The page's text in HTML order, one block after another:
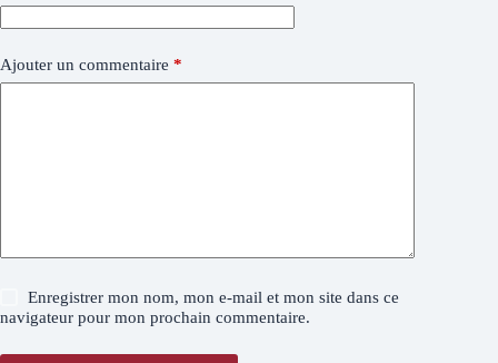
Ajouter un commentaire *
Enregistrer mon nom, mon e-mail et mon site dans ce
navigateur pour mon prochain commentaire.